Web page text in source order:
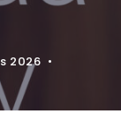
2026 •